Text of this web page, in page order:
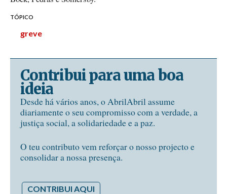
TÓPICO
greve
Contribui para uma boa
ideia
Desde há vários anos, o AbrilAbril assume
diariamente o seu compromisso com a verdade, a
justiça social, a solidariedade e a paz.
O teu contributo vem reforçar o nosso projecto e
consolidar a nossa presença.
CONTRIBUI AQUI